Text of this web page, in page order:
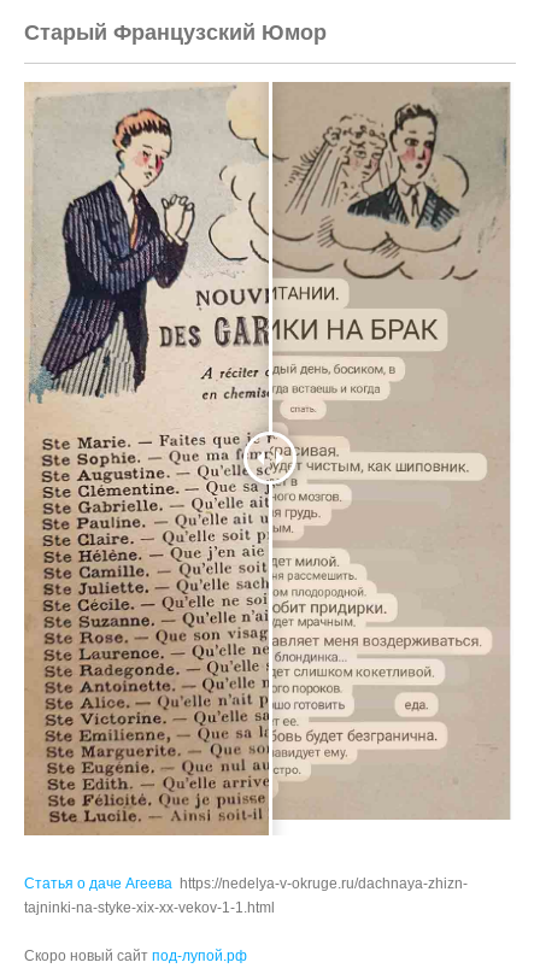
Старый Французский Юмор
Статья о даче Агеева https://nedelya-v-okruge.ru/dachnaya-zhizn-
tajninki-na-styke-xix-xx-vekov-1-1.html
Скоро новый сайт под-лупой.рф